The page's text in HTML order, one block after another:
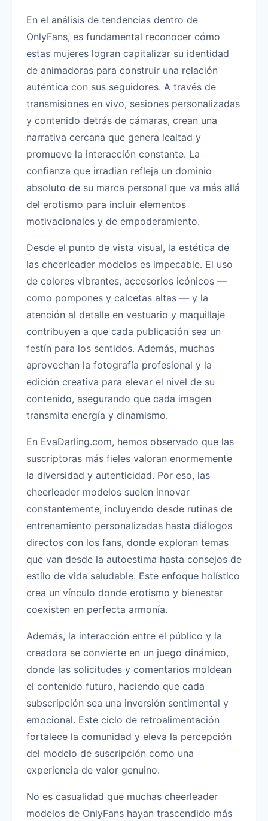
En el análisis de tendencias dentro de
OnlyFans, es fundamental reconocer cómo
estas mujeres logran capitalizar su identidad
de animadoras para construir una relación
auténtica con sus seguidores. A través de
transmisiones en vivo, sesiones personalizadas
y contenido detrás de cámaras, crean una
narrativa cercana que genera lealtad y
promueve la interacción constante. La
confianza que irradian refleja un dominio
absoluto de su marca personal que va más allá
del erotismo para incluir elementos
motivacionales y de empoderamiento.
Desde el punto de vista visual, la estética de
las cheerleader modelos es impecable. El uso
de colores vibrantes, accesorios icónicos —
como pompones y calcetas altas — y la
atención al detalle en vestuario y maquillaje
contribuyen a que cada publicación sea un
festín para los sentidos. Además, muchas
aprovechan la fotografía profesional y la
edición creativa para elevar el nivel de su
contenido, asegurando que cada imagen
transmita energía y dinamismo.
En EvaDarling.com, hemos observado que las
suscriptoras más fieles valoran enormemente
la diversidad y autenticidad. Por eso, las
cheerleader modelos suelen innovar
constantemente, incluyendo desde rutinas de
entrenamiento personalizadas hasta diálogos
directos con los fans, donde exploran temas
que van desde la autoestima hasta consejos de
estilo de vida saludable. Este enfoque holístico
crea un vínculo donde erotismo y bienestar
coexisten en perfecta armonía.
Además, la interacción entre el público y la
creadora se convierte en un juego dinámico,
donde las solicitudes y comentarios moldean
el contenido futuro, haciendo que cada
subscripción sea una inversión sentimental y
emocional. Este ciclo de retroalimentación
fortalece la comunidad y eleva la percepción
del modelo de suscripción como una
experiencia de valor genuino.
No es casualidad que muchas cheerleader
modelos de OnlyFans hayan trascendido más